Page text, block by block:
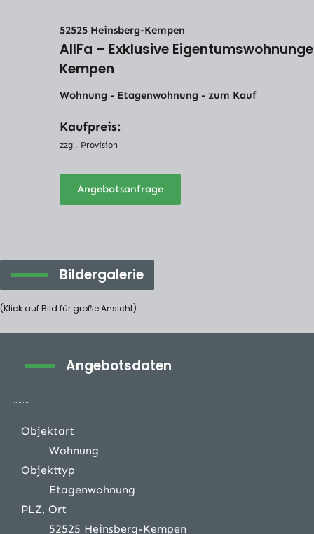
52525 Heinsberg-Kempen
AllFa – Exklusive
Kempen
Wohnung - Etagenwohnung - zum Kauf
Kaufpreis:
zzgl. Provision
Angebotsanfrage
Bildergalerie
(Klick auf Bild für große Ansicht)
Angebotsdaten
Objektart
Wohnung
Objekttyp
Etagenwohnung
PLZ, Ort
52525 Heinsberg-Kempen